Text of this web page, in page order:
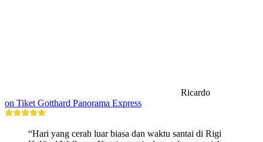
Ricardo
on Tiket Gotthard Panorama Express
“Hari yang cerah luar biasa dan waktu santai di Rigi